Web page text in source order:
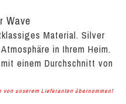
Wave
Material. Silver
in Ihrem Heim.
einem Durchschnitt von
unserem Lieferanten übernommen!